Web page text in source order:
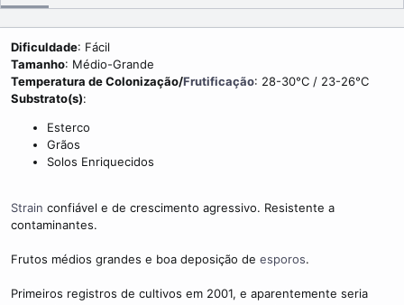
s
h
a
t
e
l
e
d
Dificuldade: Fácil
Tamanho: Médio-Grande
Temperatura de Colonização/Frutificação: 28-30°C / 23-26°C
Substrato(s):
Esterco
Grãos
Solos Enriquecidos
Strain confiável e de crescimento agressivo. Resistente a
contaminantes.
Frutos médios grandes e boa deposição de esporos.
Primeiros registros de cultivos em 2001, e aparentemente seria